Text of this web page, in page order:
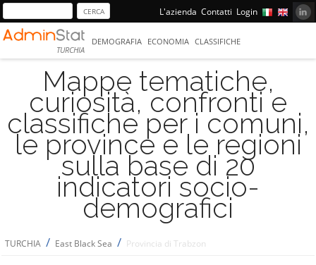
L'azienda Contatti Login
TURCHIA
DEMOGRAFIA ECONOMIA CLASSIFICHE
Mappe tematiche,
curiosità, confronti e
classifiche per i comuni,
le province e le regioni
sulla base di 20
indicatori socio-
demografici
TURCHIA / East Black Sea / Provincia di Trabzon